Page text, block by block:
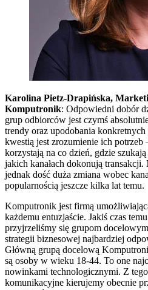
Karolina Pietz-Drapińska,
Komputronik: Odpowiedni dobór
grup odbiorców jest czymś
trendy oraz upodobania
kwestią jest zrozumienie ich potrzeb
korzystają na co dzień, gdzie
jakich kanałach dokonują
jednak dość duża zmiana wobec
popularnością jeszcze kilka lat temu.
Komputronik jest firmą
każdemu entuzjaście. Jakiś czas
przyjrzeliśmy się grupom
strategii biznesowej najbardziej
Główną grupą docelową
są osoby w wieku 18-44. To one
nowinkami technologicznymi. Z tego
komunikacyjne kierujemy obecnie